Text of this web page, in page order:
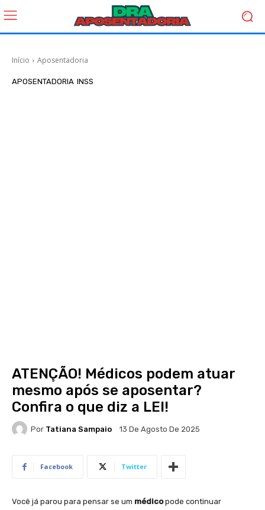
Início Aposentadoria
APOSENTADORIA INSS
ATENÇÃO! Médicos podem atuar
mesmo após se aposentar?
Confira o que diz a LEI!
Por Tatiana Sampaio 13 De Agosto De 2025
Facebook Twitter
Você já parou para pensar se um médicopode continuar